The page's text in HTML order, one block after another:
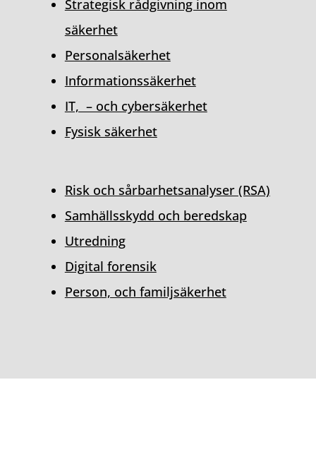
Strategisk rådgivning inom
säkerhet
Personalsäkerhet
Informationssäkerhet
IT, – och cybersäkerhet
Fysisk säkerhet
Risk och sårbarhetsanalyser (RSA)
Samhällsskydd och beredskap
Utredning
Digital forensik
Person, och familjsäkerhet